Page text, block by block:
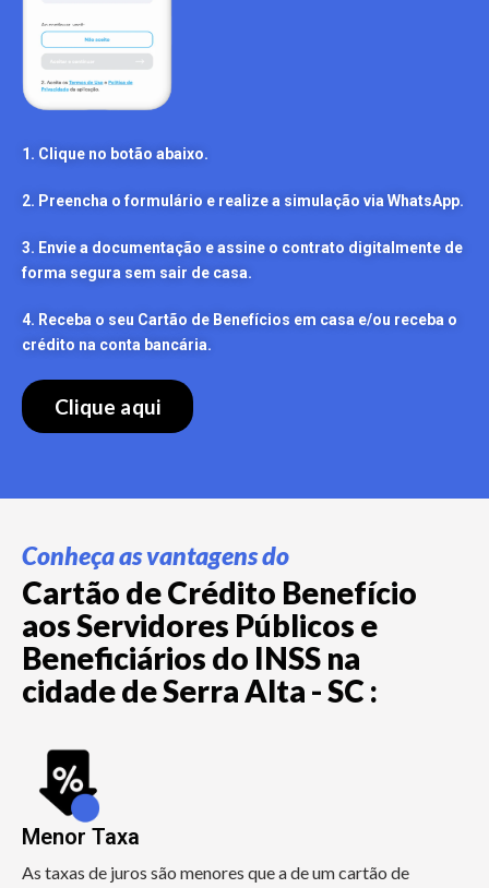
1. Clique no botão abaixo.
2. Preencha o formulário e realize a simulação via WhatsApp.
3. Envie a documentação e assine o contrato digitalmente de
forma segura sem sair de casa.
4. Receba o seu Cartão de Benefícios em casa e/ou receba o
crédito na conta bancária.
Clique aqui
Conheça as vantagens do
Cartão de Crédito Benefício
aos Servidores Públicos e
Beneficiários do INSS na
cidade de Serra Alta - SC :
Menor Taxa
As taxas de juros são menores que a de um cartão de